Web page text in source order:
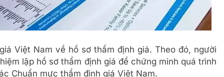
Việt Nam về hồ sơ thẩm định giá. Theo đó, người
lập hồ sơ thẩm định giá để chứng minh quá trình
Chuẩn mực thẩm định giá Việt Nam.